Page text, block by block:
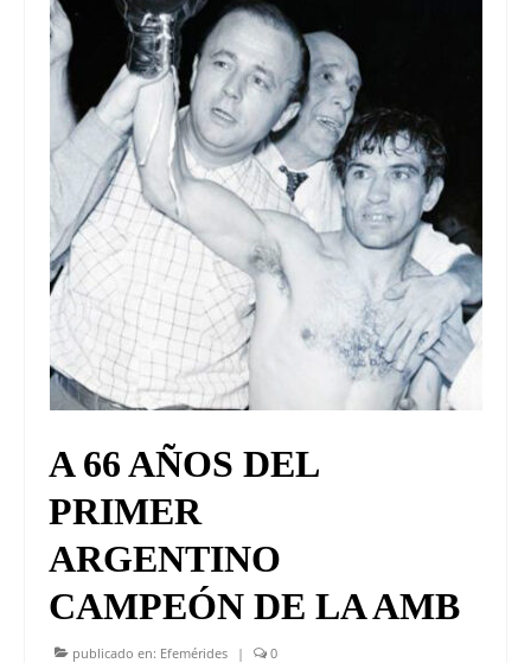
UNIVERSO CAD
NOTICIAS
CAD MEDIA
CAD FEDERAL
A 66 AÑOS DEL
PRIMER
ARGENTINO
CAMPEÓN DE LA AMB
publicado en: Efemérides | 0